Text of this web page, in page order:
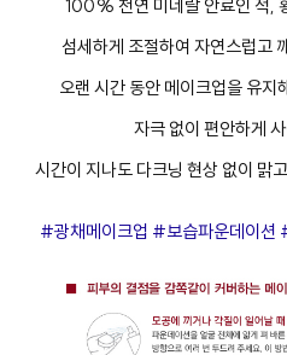
100% 천연 미네랄 안료인 적,
섬세하게 조절하여 자연스럽고
오랜 시간 동안 메이크업을 유지
자극 없이 편안하게
시간이 지나도 다크닝 현상 없이 맑
#광채메이크업 #보습파운데이션